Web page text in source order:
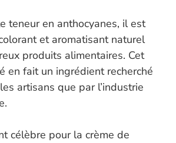
teneur en anthocyanes, il est
et aromatisant naturel
produits alimentaires. Cet
en fait un ingrédient recherché
artisans que par l’industrie
célèbre pour la crème de